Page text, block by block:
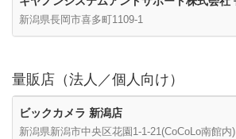
新潟県長岡市喜多町1109-1
量販店（法人／個人向け）
ビックカメラ 新潟店
新潟県新潟市中央区花園1-1-21(CoCoLo南館内)